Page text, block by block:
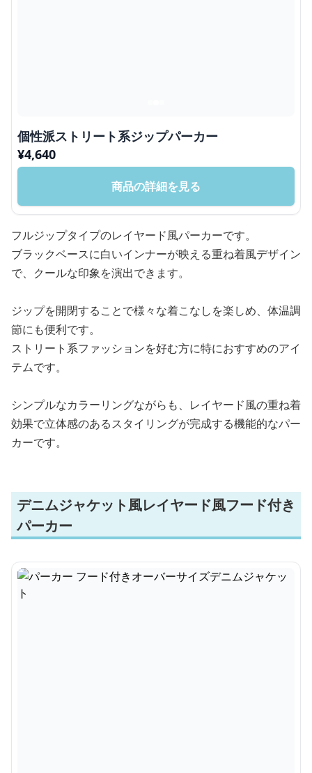
個性派ストリート系ジップパーカー
¥4,640
商品の詳細を見る
フルジップタイプのレイヤード風パーカーです。
ブラックベースに白いインナーが映える重ね着風デザイン
で、クールな印象を演出できます。
ジップを開閉することで様々な着こなしを楽しめ、体温調
節にも便利です。
ストリート系ファッションを好む方に特におすすめのアイ
テムです。
シンプルなカラーリングながらも、レイヤード風の重ね着
効果で立体感のあるスタイリングが完成する機能的なパー
カーです。
デニムジャケット風レイヤード風フード付き
パーカー